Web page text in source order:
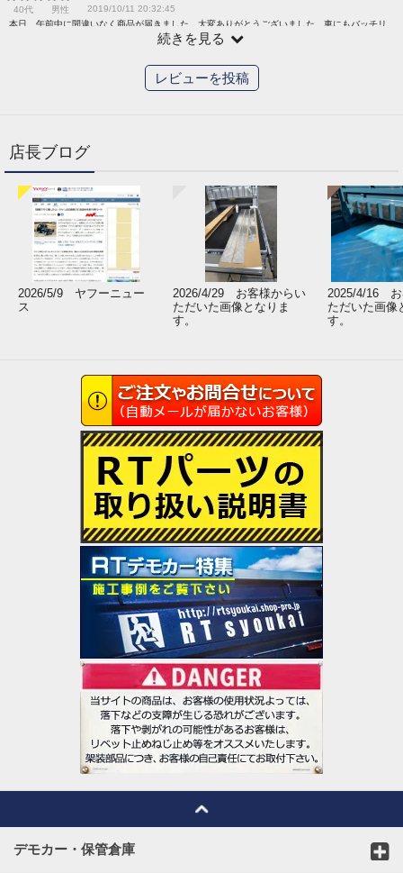
40代 男性
2019/10/11 20:32:45
本日、午前中に間違いなく商品が届きました。大変ありがとうございました。車にもバッチリ
続きを見る
レビューを投稿
店長ブログ
2026/5/9 ヤフーニュー
ス
2026/4/29 お客様からい
ただいた画像となりま
す。
2025/4/16 お
ただいた画像
す。
デモカー・保管倉庫